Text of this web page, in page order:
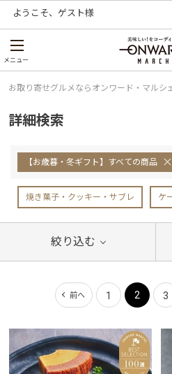
ようこそ、 ゲスト様
メニュー
お取り寄せグルメならオンワード・マルシ
詳細検索
【お歳暮・冬ギフト】すべての商品
焼き菓子・クッキー・サブレ ケ
絞り込む
前へ 1 2 3